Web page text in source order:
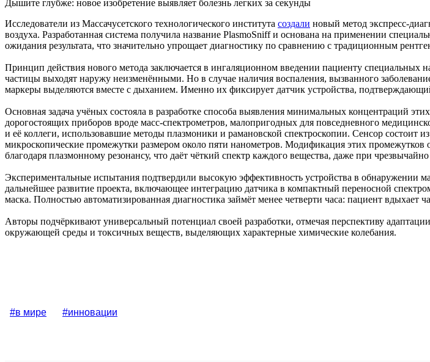
Дышите глубже: новое изобретение выявляет болезнь легких за секунды
Исследователи из Массачусетского технологического института создали новый метод экспресс-
воздуха. Разработанная система получила название PlasmoSniff и основана на применении
ожидания результата, что значительно упрощает диагностику по сравнению с традиционным
Принцип действия нового метода заключается в ингаляционном введении пациенту специальных
частицы выходят наружу неизменёнными. Но в случае наличия воспаления, вызванного
маркеры выделяются вместе с дыханием. Именно их фиксирует датчик устройства,
Основная задача учёных состояла в разработке способа выявления минимальных концентраций
дорогостоящих приборов вроде масс-спектрометров, малопригодных для повседневного
и её коллеги, использовавшие методы плазмоники и рамановской спектроскопии. Сенсор
микроскопические промежутки размером около пяти нанометров. Модификация этих промежутков
благодаря плазмонному резонансу, что даёт чёткий спектр каждого вещества, даже при
Экспериментальные испытания подтвердили высокую эффективность устройства в обнаружении
дальнейшее развитие проекта, включающее интеграцию датчика в компактный переносной
маска. Полностью автоматизированная диагностика займёт менее четверти часа: пациент вдыхает
Авторы подчёркивают универсальный потенциал своей разработки, отмечая перспективу
окружающей среды и токсичных веществ, выделяющих характерные химические колебания.
#в мире #инновации